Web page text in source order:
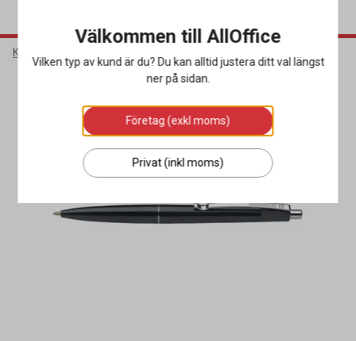
Kontorsmaterial
Välkommen till AllOffice
Vilken typ av kund är du? Du kan alltid justera ditt val längst
ner på sidan.
Företag (exkl moms)
Privat (inkl moms)